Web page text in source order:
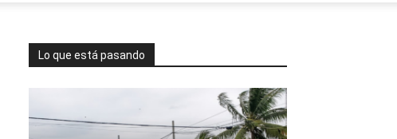
Lo que está pasando